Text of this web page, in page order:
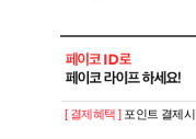
[ 결제혜택 ] 포인트 결제